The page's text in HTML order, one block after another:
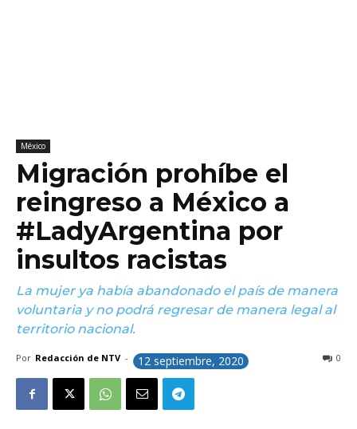
México
Migración prohíbe el
reingreso a México a
#LadyArgentina por
insultos racistas
La mujer ya había abandonado el país de manera
voluntaria y no podrá regresar de manera legal al
territorio nacional.
Por Redacción de NTV - 12 septiembre, 2020 0